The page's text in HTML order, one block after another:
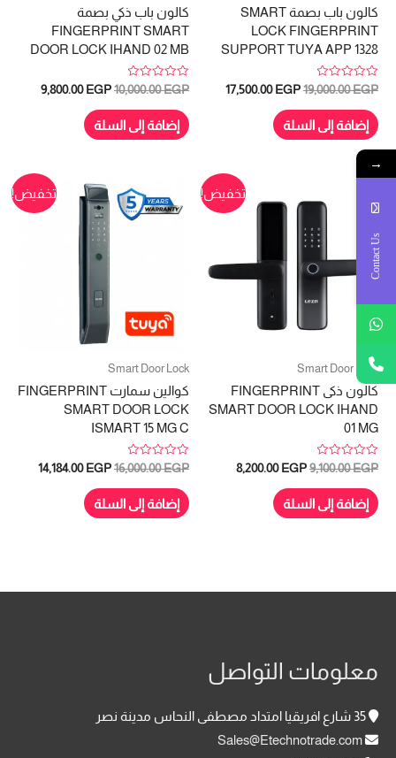
كالون باب بصمة SMART
LOCK FINGERPRINT
SUPPORT TUYA APP 1328
تم
التقييم
من
5
19,000.00EGP
السعر
هو:
19,000.00 EGP.
17,500.00 EGP
السعر
17,500.00 EGP.
إضافة إلى السلة
كالون باب ذكي بصمة
FINGERPRINT SMART
DOOR LOCK IHAND 02 MB
تم
التقييم
من
5
10,000.00EGP
السعر
هو:
10,000.00 EGP.
9,800.00 EGP
السعر
إضافة إلى السلة
تخفيض!
Smart Door Lock
كالون ذكى FINGERPRINT
SMART DOOR LOCK IHAND
01 MG
تم
من
5
9,100.00EGP
السعر
هو:
9,100.00 EGP.
8,200.00 EGP
السعر
إضافة إلى السلة
تخفيض!
Smart Door Lock
كوالين سمارت FINGERPRINT
SMART DOOR LOCK
ISMART 15 MG C
تم
من
5
16,000.00EGP
السعر
هو:
16,000.00 EGP.
14,184.00 EGP
السعر
إضافة إلى السلة
معلومات التواصل
→
Contact Us